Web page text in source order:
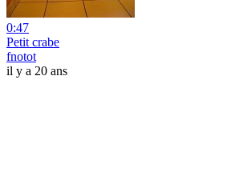
0:47
Petit crabe
fnotot
il y a 20 ans